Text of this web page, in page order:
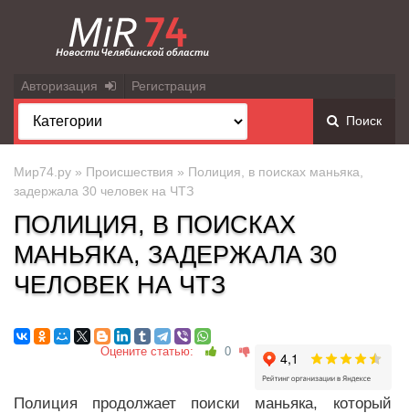
Авторизация Регистрация
Поиск
Мир74.ру » Происшествия » Полиция, в поисках маньяка,
задержала 30 человек на ЧТЗ
ПОЛИЦИЯ, В ПОИСКАХ
МАНЬЯКА, ЗАДЕРЖАЛА 30
ЧЕЛОВЕК НА ЧТЗ
Оцените статью: 0
Полиция продолжает поиски маньяка, который